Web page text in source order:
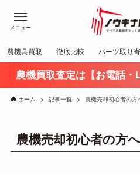
メニュー
農機具買取 徹底比較 パーツ取り
農機買取査定は【お電話・
ホーム 記事一覧 農機売却初心者の方
農機売却初心者の方へ